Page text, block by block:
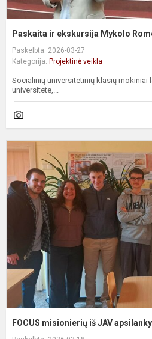
Paskaita ir ekskursija Mykolo
Paskelbta: 2026-03-27
Kategorija: Projektinė veikla
Socialinių universitetinių klasių mokiniai
universitete,...
FOCUS misionierių iš JAV